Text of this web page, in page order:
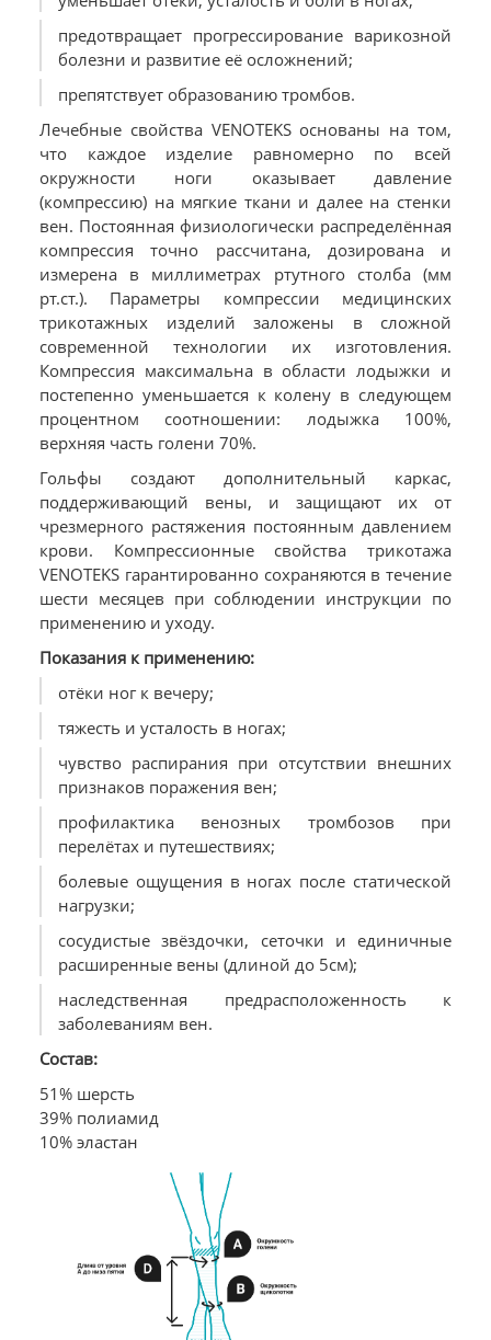
предотвращает прогрессирование варикозной
болезни и развитие её осложнений;
препятствует образованию тромбов.
Лечебные свойства VENOTEKS основаны на том,
что каждое изделие равномерно по всей
окружности ноги оказывает давление
(компрессию) на мягкие ткани и далее на стенки
вен. Постоянная физиологически распределённая
компрессия точно рассчитана, дозирована и
измерена в миллиметрах ртутного столба (мм
рт.ст.). Параметры компрессии медицинских
трикотажных изделий заложены в сложной
современной технологии их изготовления.
Компрессия максимальна в области лодыжки и
постепенно уменьшается к колену в следующем
процентном соотношении: лодыжка 100%,
верхняя часть голени 70%.
Гольфы создают дополнительный каркас,
поддерживающий вены, и защищают их от
чрезмерного растяжения постоянным давлением
крови. Компрессионные свойства трикотажа
VENOTEKS гарантированно сохраняются в течение
шести месяцев при соблюдении инструкции по
применению и уходу.
Показания к применению:
отёки ног к вечеру;
тяжесть и усталость в ногах;
чувство распирания при отсутствии внешних
признаков поражения вен;
профилактика венозных тромбозов при
перелётах и путешествиях;
болевые ощущения в ногах после статической
нагрузки;
сосудистые звёздочки, сеточки и единичные
расширенные вены (длиной до 5см);
наследственная предрасположенность к
заболеваниям вен.
Состав:
51% шерсть
39% полиамид
10% эластан